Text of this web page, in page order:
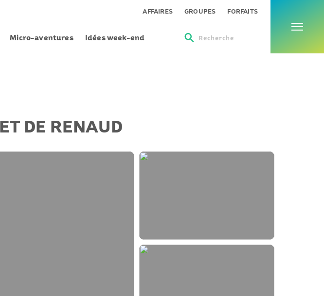
Menu
Micro-aventures Idées week-end
AFFAIRES GROUPES FORFAITS
Recherche
DE RENAUD